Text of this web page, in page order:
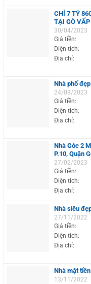
CHỈ 7 TỶ
TẠI GÒ VẤP
30/04/2023
Giá tiền:
Diện tích:
Địa chỉ:
Nhà phố
24/03/2023
Giá tiền:
Diện tích:
Địa chỉ:
Nhà Góc 2
P.10, Quận
27/02/2023
Giá tiền:
Diện tích:
Địa chỉ:
Nhà siêu
27/11/2022
Giá tiền:
Diện tích:
Địa chỉ:
Nhà mặt
13/11/2022